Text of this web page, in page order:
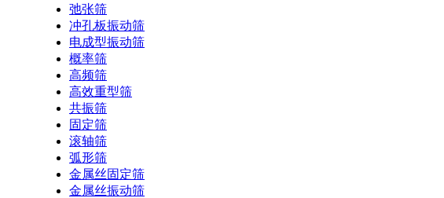
弛张筛
冲孔板振动筛
电成型振动筛
概率筛
高频筛
高效重型筛
共振筛
固定筛
滚轴筛
弧形筛
金属丝固定筛
金属丝振动筛